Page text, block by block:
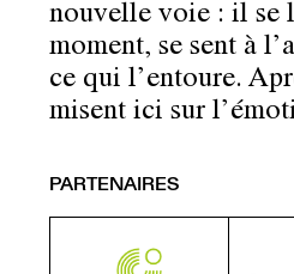
nouvelle voie : il se
moment, se sent à
ce qui l’entoure.
misent ici sur
PARTENAIRES